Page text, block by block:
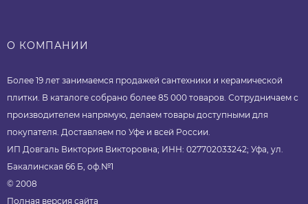
О КОМПАНИИ
Более 19 лет занимаемся продажей сантехники и керамической
плитки. В каталоге собрано более 85 000 товаров. Сотрудничаем с
производителем напрямую, делаем товары доступными для
покупателя. Доставляем по Уфе и всей России.
ИП Довгаль Виктория Викторовна; ИНН: 027702033242; Уфа, ул.
Бакалинская 66 Б, оф.№1
© 2008
Полная версия сайта